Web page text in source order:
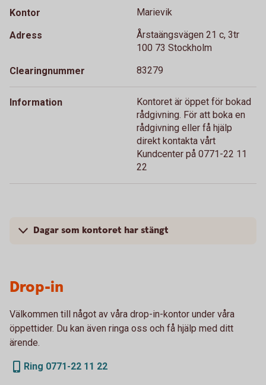
Kontor Marievik
Adress
Årstaängsvägen 21 c, 3tr
100 73 Stockholm
Clearingnummer 83279
Information
Kontoret är öppet för bokad
rådgivning. För att boka en
rådgivning eller få hjälp
direkt kontakta vårt
Kundcenter på 0771-22 11
22
Dagar som kontoret har stängt
Drop-in
Välkommen till något av våra drop-in-kontor under våra
öppettider. Du kan även ringa oss och få hjälp med ditt
ärende.
Ring 0771-22 11 22